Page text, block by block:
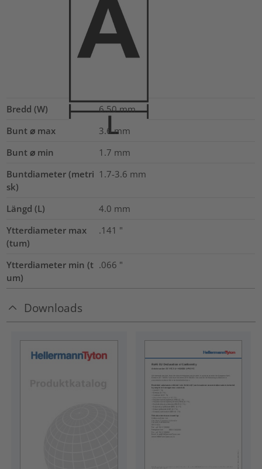
Bredd (W) 6.50 mm
Bunt ⌀ max
3.6 mm
Bunt ⌀ min
1.7 mm
Buntdiameter (metri
sk)
1.7-3.6 mm
Längd (L) 4.0 mm
Ytterdiameter max
(tum)
.141 "
Ytterdiameter min (t
um)
.066 "
Downloads